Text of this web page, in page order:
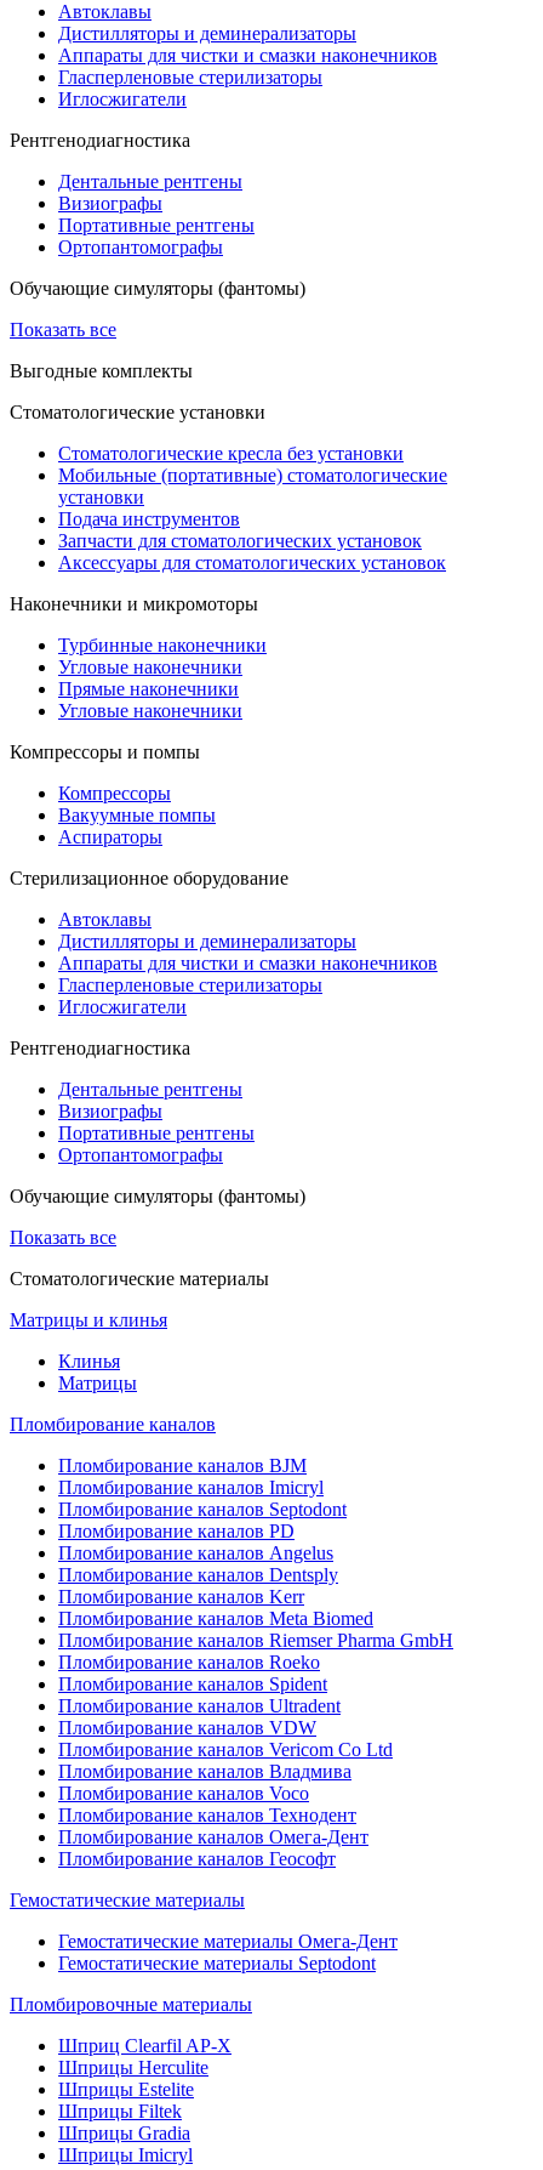
Автоклавы
Дистилляторы и деминерализаторы
Аппараты для чистки и смазки наконечников
Гласперленовые стерилизаторы
Иглосжигатели
Рентгенодиагностика
Дентальные рентгены
Визиографы
Портативные рентгены
Ортопантомографы
Обучающие симуляторы (фантомы)
Показать все
Выгодные комплекты
Стоматологические установки
Стоматологические кресла без установки
Мобильные (портативные) стоматологические
установки
Подача инструментов
Запчасти для стоматологических установок
Аксессуары для стоматологических установок
Наконечники и микромоторы
Турбинные наконечники
Угловые наконечники
Прямые наконечники
Угловые наконечники
Компрессоры и помпы
Компрессоры
Вакуумные помпы
Аспираторы
Стерилизационное оборудование
Автоклавы
Дистилляторы и деминерализаторы
Аппараты для чистки и смазки наконечников
Гласперленовые стерилизаторы
Иглосжигатели
Рентгенодиагностика
Дентальные рентгены
Визиографы
Портативные рентгены
Ортопантомографы
Обучающие симуляторы (фантомы)
Показать все
Стоматологические материалы
Матрицы и клинья
Клинья
Матрицы
Пломбирование каналов
Пломбирование каналов BJM
Пломбирование каналов Imicryl
Пломбирование каналов Septodont
Пломбирование каналов PD
Пломбирование каналов Angelus
Пломбирование каналов Dentsply
Пломбирование каналов Kerr
Пломбирование каналов Meta Biomed
Пломбирование каналов Riemser Pharma GmbH
Пломбирование каналов Roeko
Пломбирование каналов Spident
Пломбирование каналов Ultradent
Пломбирование каналов VDW
Пломбирование каналов Vericom Co Ltd
Пломбирование каналов Владмива
Пломбирование каналов Voco
Пломбирование каналов Технодент
Пломбирование каналов Омега-Дент
Пломбирование каналов Геософт
Гемостатические материалы
Гемостатические материалы Омега-Дент
Гемостатические материалы Septodont
Пломбировочные материалы
Шприц Clearfil AP-X
Шприцы Herculite
Шприцы Estelite
Шприцы Filtek
Шприцы Gradia
Шприцы Imicryl